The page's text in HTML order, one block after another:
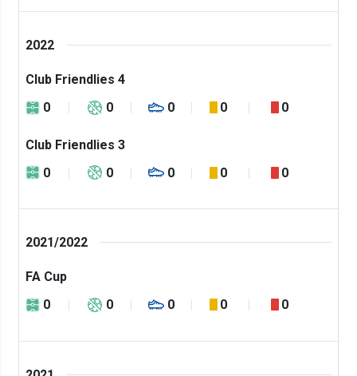
2022
Club Friendlies 4
0
0 0 0 0
Club Friendlies 3
0
0 0 0 0
2021/2022
FA Cup
0
0 0 0 0